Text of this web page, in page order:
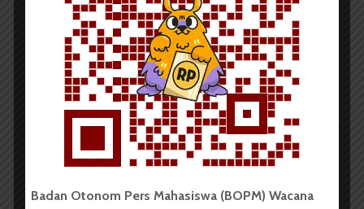
Novita Sitohang
4 April 2021
1 menit waktu baca
PUISI
Obituari Puan Kelana
Badan Otonom Pers Mahasiswa (BOPM) Wacana